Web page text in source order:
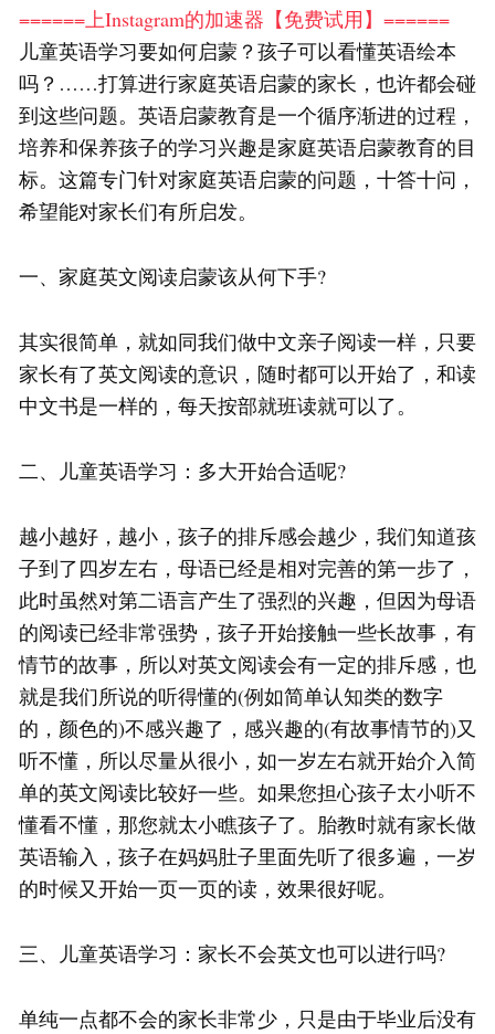
======上Instagram的加速器【免费试用】======
儿童英语学习要如何启蒙？孩子可以看懂英语绘本
吗？……打算进行家庭英语启蒙的家长，也许都会碰
到这些问题。英语启蒙教育是一个循序渐进的过程，
培养和保养孩子的学习兴趣是家庭英语启蒙教育的目
标。这篇专门针对家庭英语启蒙的问题，十答十问，
希望能对家长们有所启发。
一、家庭英文阅读启蒙该从何下手?
其实很简单，就如同我们做中文亲子阅读一样，只要
家长有了英文阅读的意识，随时都可以开始了，和读
中文书是一样的，每天按部就班读就可以了。
二、儿童英语学习：多大开始合适呢?
越小越好，越小，孩子的排斥感会越少，我们知道孩
子到了四岁左右，母语已经是相对完善的第一步了，
此时虽然对第二语言产生了强烈的兴趣，但因为母语
的阅读已经非常强势，孩子开始接触一些长故事，有
情节的故事，所以对英文阅读会有一定的排斥感，也
就是我们所说的听得懂的(例如简单认知类的数字
的，颜色的)不感兴趣了，感兴趣的(有故事情节的)又
听不懂，所以尽量从很小，如一岁左右就开始介入简
单的英文阅读比较好一些。如果您担心孩子太小听不
懂看不懂，那您就太小瞧孩子了。胎教时就有家长做
英语输入，孩子在妈妈肚子里面先听了很多遍，一岁
的时候又开始一页一页的读，效果很好呢。
三、儿童英语学习：家长不会英文也可以进行吗?
单纯一点都不会的家长非常少，只是由于毕业后没有